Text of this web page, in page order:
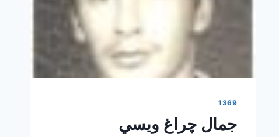
1369
جمال چراغ ويسي